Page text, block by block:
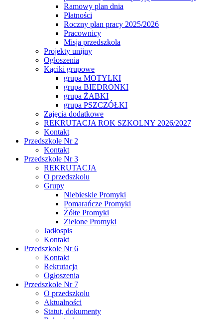
Ramowy plan dnia
Płatności
Roczny plan pracy 2025/2026
Pracownicy
Misja przedszkola
Projekty unijny
Ogłoszenia
Kąciki grupowe
grupa MOTYLKI
grupa BIEDRONKI
grupa ŻABKI
grupa PSZCZÓŁKI
Zajęcia dodatkowe
REKRUTACJA ROK SZKOLNY 2026/2027
Kontakt
Przedszkole Nr 2
Kontakt
Przedszkole Nr 3
REKRUTACJA
O przedszkolu
Grupy
Niebieskie Promyki
Pomarańcze Promyki
Żółte Promyki
Zielone Promyki
Jadłospis
Kontakt
Przedszkole Nr 6
Kontakt
Rekrutacja
Ogłoszenia
Przedszkole Nr 7
O przedszkolu
Aktualności
Statut, dokumenty